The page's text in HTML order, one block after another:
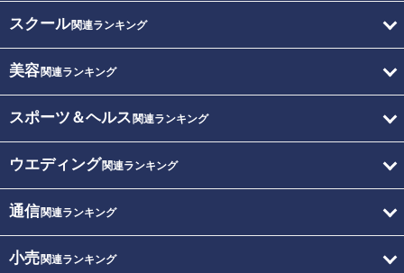
スクール関連ランキング
美容関連ランキング
スポーツ＆ヘルス 関連ランキング
ウエディング関連ランキング
通信関連ランキング
小売関連ランキング